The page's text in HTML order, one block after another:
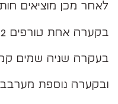
לאחר מכן מוציאים
בקערה אחת טורפים 2 ביצים,
בעקרה שניה שמים
ובקערה נוספת